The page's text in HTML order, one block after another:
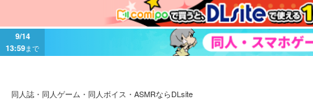
9/14
13:59まで
同人誌・同人ゲーム・同人ボイス・ASMRならDLsite